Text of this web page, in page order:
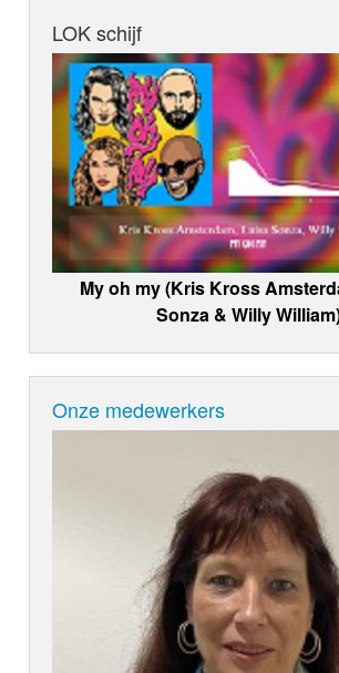
LOK schijf
My oh my (Kris Kross
Sonza & Willy
Onze medewerkers